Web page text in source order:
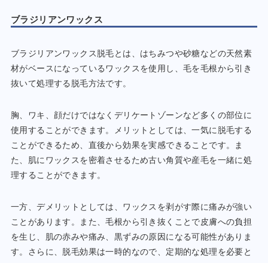
ブラジリアンワックス
ブラジリアンワックス脱毛とは、はちみつや砂糖などの天然素
材がベースになっているワックスを使用し、毛を毛根から引き
抜いて処理する脱毛方法です。
胸、ワキ、顔だけではなくデリケートゾーンなど多くの部位に
使用することができます。メリットとしては、一気に脱毛する
ことができるため、直後から効果を実感できることです。ま
た、肌にワックスを密着させるため古い角質や産毛を一緒に処
理することができます。
一方、デメリットとしては、ワックスを剥がす際に痛みが強い
ことがあります。また、毛根から引き抜くことで皮膚への負担
を生じ、肌の赤みや痛み、黒ずみの原因になる可能性がありま
す。さらに、脱毛効果は一時的なので、定期的な処理を必要と